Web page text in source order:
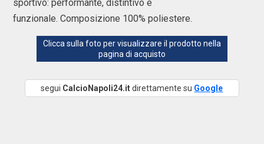
sportivo: performante, distintivo e
funzionale. Composizione 100% poliestere.
Clicca sulla foto per visualizzare il prodotto nella
pagina di acquisto
segui CalcioNapoli24.itdirettamente su Google